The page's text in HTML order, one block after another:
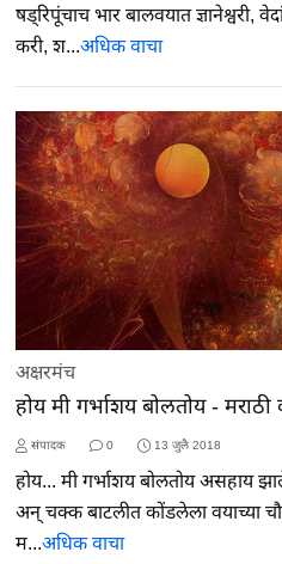
षड्‌रिपूंचाच भार बालवयात ज्ञानेश्वरी,
करी, श...अधिक वाचा
अक्षरमंच
होय मी गर्भाशय बोलतोय - मराठी
संपादक 0 13 जुलै 2018
होय... मी गर्भाशय बोलतोय असहाय
अन् चक्क बाटलीत कोंडलेला वयाच्या
म...अधिक वाचा